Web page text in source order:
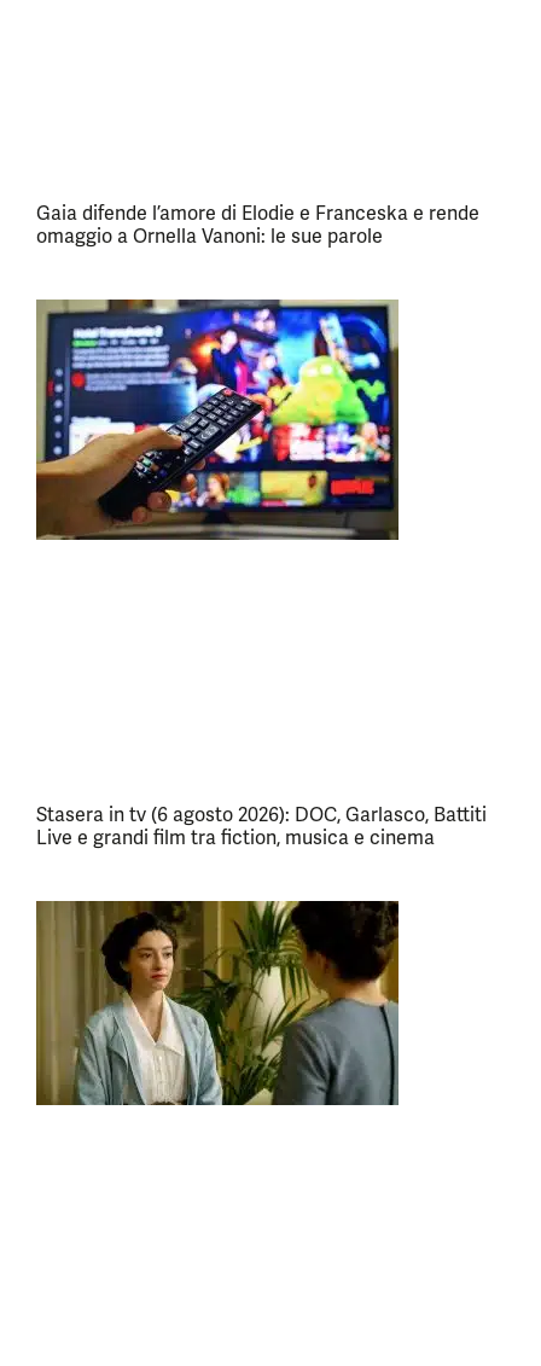
Gaia difende l’amore di Elodie e Franceska e rende
omaggio a Ornella Vanoni: le sue parole
Stasera in tv (6 agosto 2026): DOC, Garlasco, Battiti
Live e grandi film tra fiction, musica e cinema